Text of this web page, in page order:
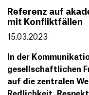
Referenz auf
mit Konfliktfällen
15.03.2023
In der
gesellschaftlichen
auf die zentralen